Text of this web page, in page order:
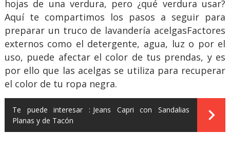
hojas de una verdura, pero ¿qué verdura usar?
Aquí te compartimos los pasos a seguir para
preparar un truco de lavandería acelgasFactores
externos como el detergente, agua, luz o por el
uso, puede afectar el color de tus prendas, y es
por ello que las acelgas se utiliza para recuperar
el color de tu ropa negra.
Te puede interesar : Jeans Capri con Sandalias
Planas y de Tacón